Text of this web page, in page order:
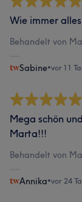
Wie immer
Behandelt von
Sabine•vor 11
Mega schön
Marta!!!
Behandelt von
Annika•vor 24